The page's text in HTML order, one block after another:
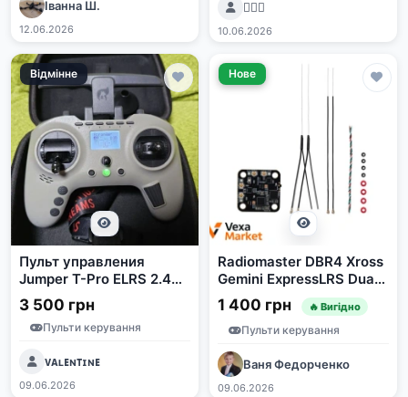
Іванна Ш.
12.06.2026
👳🏻‍♂️
10.06.2026
Відмінне
Пульт управления
Jumper T-Pro ELRS 2.4
1W
3 500 грн
Пульти керування
ᴠᴀʟᴇɴᴛɪɴᴇ
09.06.2026
Нове
Radiomaster DBR4 Xross
Gemini ExpressLRS Dual
Band 2.4GHz/900MHz
1 400 грн 🔥 Вигідно
Пульти керування
Ваня Федорченко
09.06.2026